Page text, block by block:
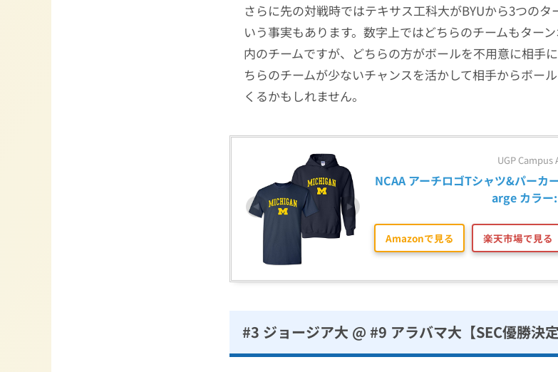
さらに先の対戦時ではテキサス工科大がBYUから3つのタ
いう事実もあります。数字上ではどちらのチームもター
内のチームですが、どちらの方がボールを不用意に相手
ちらのチームが少ないチャンスを活かして相手からボー
くるかもしれません。
UGP Campus
NCAA アーチロゴTシャツ&パーカ
arge カラー
Amazonで見る 楽天市場で見る
#3 ジョージア大 @ #9 アラバマ大【SEC優勝決定